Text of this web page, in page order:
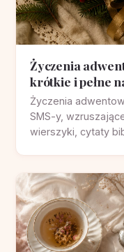
Życzenia
krótkie i pełne
Życzenia
SMS-y,
wierszyki, cytaty